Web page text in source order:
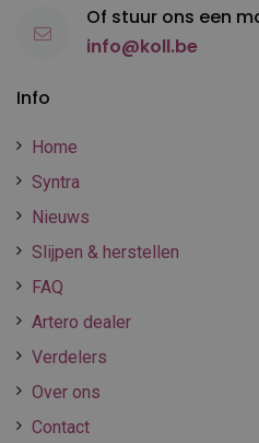
Info
Home
Syntra
Nieuws
Slijpen & herstellen
FAQ
Artero dealer
Verdelers
Over ons
Contact
Of stuur ons een
info@koll.be